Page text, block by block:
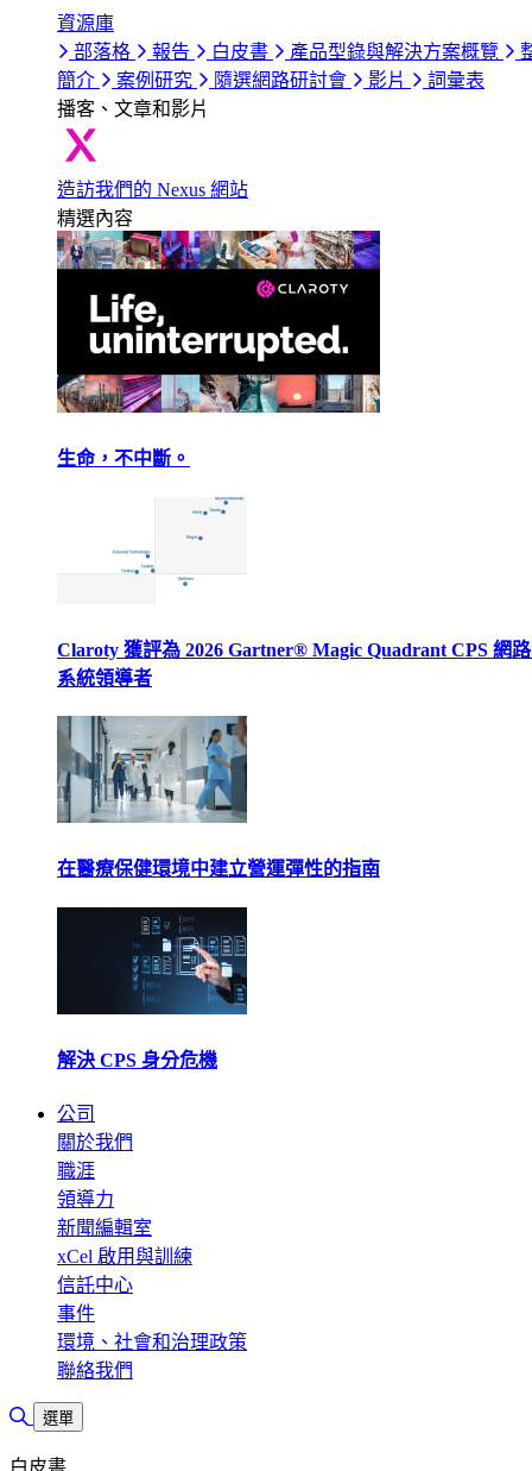
資源庫
部落格
報告 白皮書 產品型錄與解決方案概覽
簡介
案例研究 隨選網路研討會 影片
詞彙表
播客、文章和影片
造訪我們的 Nexus 網站
精選內容
生命，不中斷。
Claroty 獲評為 2026 Gartner® Magic Quadrant CPS 網
系統領導者
在醫療保健環境中建立營運彈性的指南
解決 CPS 身分危機
公司
關於我們
職涯
領導力
新聞編輯室
xCel 啟用與訓練
信託中心
事件
環境、社會和治理政策
聯絡我們
切換搜尋
選單